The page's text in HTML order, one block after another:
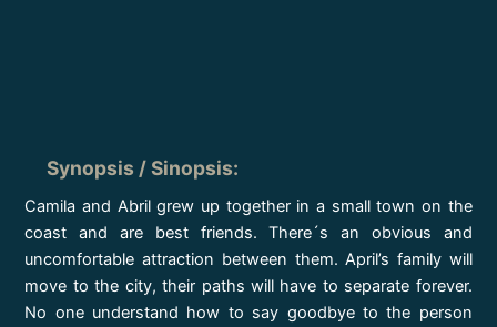
Synopsis / Sinopsis:
Camila and Abril grew up together in a small town on the
coast and are best friends. There´s an obvious and
uncomfortable attraction between them. April’s family will
move to the city, their paths will have to separate forever.
No one understand how to say goodbye to the person